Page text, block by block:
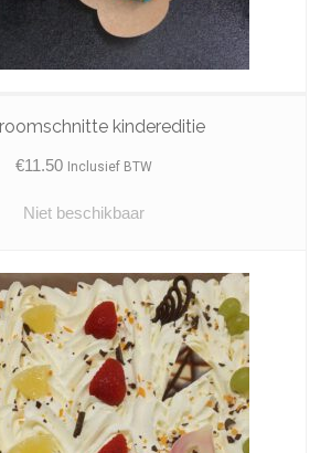
kindereditie
€11.50 Inclusief BTW
Niet beschikbaar